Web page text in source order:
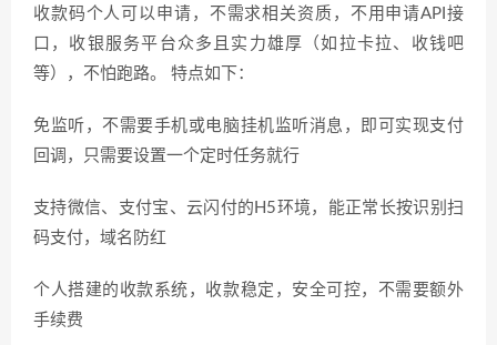
收款码个人可以申请，不需求相关资质，不用申请API接
口，收银服务平台众多且实力雄厚（如拉卡拉、收钱吧
等），不怕跑路。 特点如下：
免监听，不需要手机或电脑挂机监听消息，即可实现支付
回调，只需要设置一个定时任务就行
支持微信、支付宝、云闪付的H5环境，能正常长按识别扫
码支付，域名防红
个人搭建的收款系统，收款稳定，安全可控，不需要额外
手续费